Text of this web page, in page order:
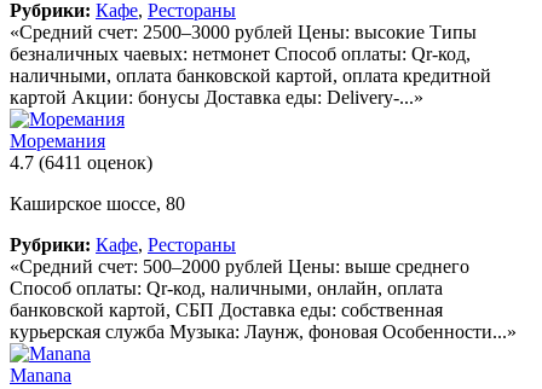
Рубрики: Кафе, Рестораны
«Средний счет: 2500–3000 рублей Цены: высокие Типы
безналичных чаевых: нетмонет Способ оплаты: Qr-код,
наличными, оплата банковской картой, оплата кредитной
картой Акции: бонусы Доставка еды: Delivery-...»
Моремания
4.7 (6411 оценок)
Каширское шоссе, 80
Рубрики: Кафе, Рестораны
«Средний счет: 500–2000 рублей Цены: выше среднего
Способ оплаты: Qr-код, наличными, онлайн, оплата
банковской картой, СБП Доставка еды: собственная
курьерская служба Музыка: Лаунж, фоновая Особенности...»
Manana